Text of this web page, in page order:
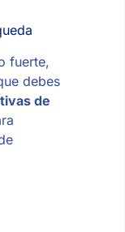
fuerte,
debes
de